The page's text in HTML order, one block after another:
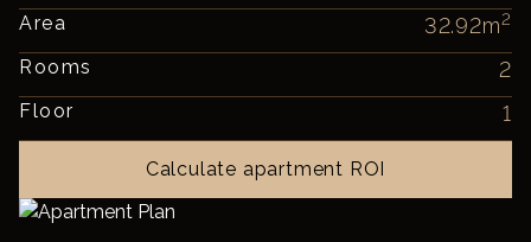
Area 32.92m2
Rooms 2
Floor 1
Calculate apartment ROI